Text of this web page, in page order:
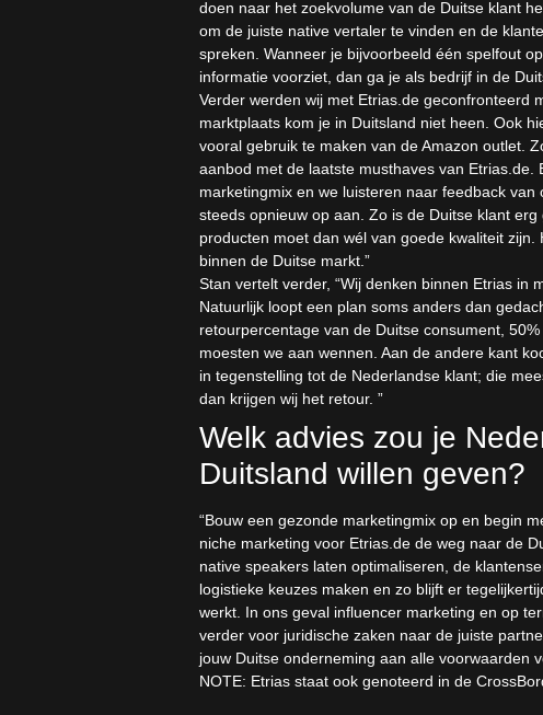
doen naar het zoekvolume van de Duitse klant
om de juiste native vertaler te vinden en de
spreken. Wanneer je bijvoorbeeld één spelfout
informatie voorziet, dan ga je als bedrijf in de
Verder werden wij met Etrias.de geconfronteerd
marktplaats kom je in Duitsland niet heen. Ook
vooral gebruik te maken van de Amazon outlet.
aanbod met de laatste musthaves van Etrias.de.
marketingmix en we luisteren naar feedback
steeds opnieuw op aan. Zo is de Duitse klant
producten moet dan wél van goede kwaliteit
binnen de Duitse markt.”
Stan vertelt verder, “Wij denken binnen Etrias in
Natuurlijk loopt een plan soms anders dan
retourpercentage van de Duitse consument,
moesten we aan wennen. Aan de andere kant
in tegenstelling tot de Nederlandse klant; die
dan krijgen wij het retour. ”
Welk advies zou je
Duitsland willen geven?
“Bouw een gezonde marketingmix op en begin
niche marketing voor Etrias.de de weg naar de
native speakers laten optimaliseren, de
logistieke keuzes maken en zo blijft er
werkt. In ons geval influencer marketing en op
verder voor juridische zaken naar de juiste
jouw Duitse onderneming aan alle voorwaarden
NOTE: Etrias staat ook genoteerd in de